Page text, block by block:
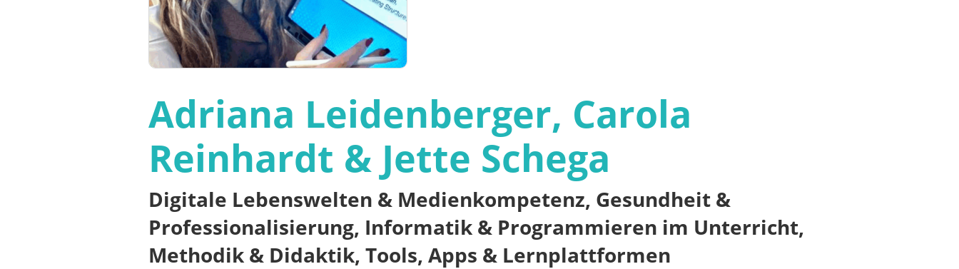
Adriana Leidenberger, Carola
Reinhardt & Jette Schega
Digitale Lebenswelten & Medienkompetenz, Gesundheit &
Professionalisierung, Informatik & Programmieren im Unterricht,
Methodik & Didaktik, Tools, Apps & Lernplattformen